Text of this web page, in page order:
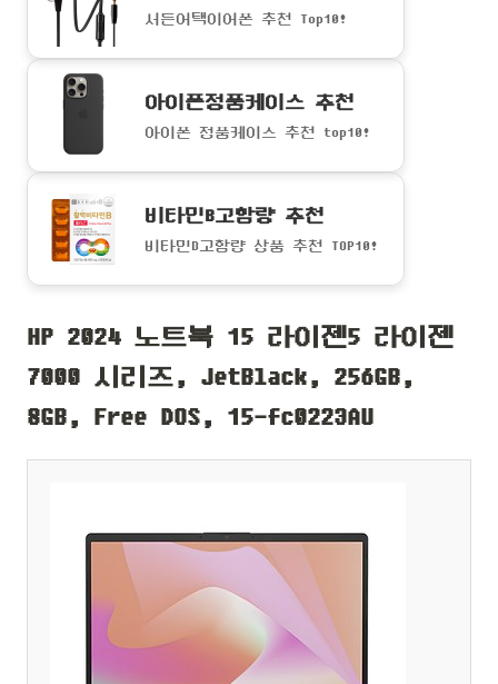
서든어택이어폰 추천 Top10!
아이폰정품케이스 추천
아이폰 정품케이스 추천 top10!
비타민B고함량 추천
비타민B고함량 상품 추천 TOP10!
HP 2024 노트북 15 라이젠5 라이젠
7000 시리즈, JetBlack, 256GB,
8GB, Free DOS, 15-fc0223AU